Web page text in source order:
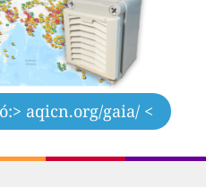
> aqicn.org/gaia/ <